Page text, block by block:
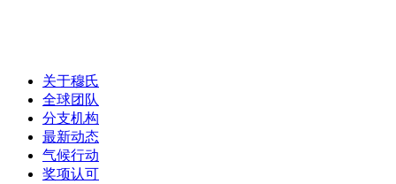
关于穆氏
全球团队
分支机构
最新动态
气候行动
奖项认可